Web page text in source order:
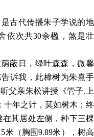
古代传播朱子学说的地
依次共30余楹，煞是壮
蔽日，绿叶森森，微馨
诉我，此樟树为朱熹手
父亲朱松讲授《管子.上
十年之计，莫如树木；终
其居处左侧，种下三棵
米（胸围9.89米），树高